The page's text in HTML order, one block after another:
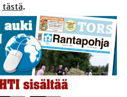
tästä.